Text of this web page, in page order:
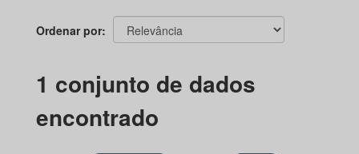
Ordenar por
1 conjunto de dados
encontrado